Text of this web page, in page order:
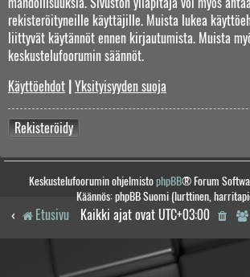
rekisteröityneille käyttäjille. Muista lukea
liittyvät käytännöt ennen kirjautumista. Muista
keskustelufoorumin säännöt.
Käyttöehdot Yksityisyyden suoja
Rekisteröidy
Keskustelufoorumin ohjelmistophpBB® Forum
Käännös: phpBB Suomi (lurttinen,
Etusivu Kaikki ajat ovat UTC+03:00